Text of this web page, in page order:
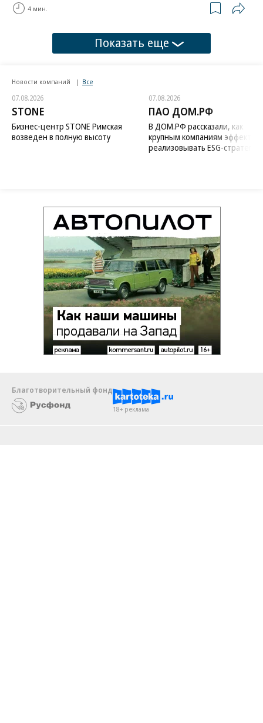
4 мин.
Показать еще
Новости компаний Все
07.08.2026
STONE
Бизнес-центр STONE Римская
возведен в полную высоту
07.08.2026
ПАО ДОМ.РФ
В ДОМ.РФ рассказали, как
крупным компаниям
реализовывать ESG-стратегию
Благотворительный фонд
18+ реклама